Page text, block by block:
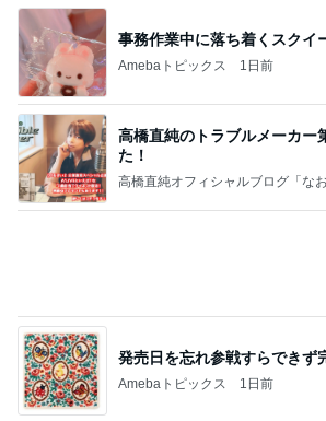
事務作業中に落ち着くスクイ
Amebaトピックス 1日前
高橋直純のトラブルメーカー
た！
高橋直純オフィシャルブログ「な
発売日を忘れ参戦すらできず
Amebaトピックス 1日前